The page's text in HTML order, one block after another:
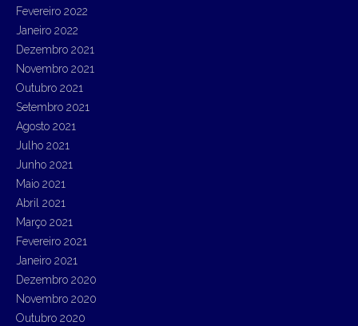
Fevereiro 2022
Janeiro 2022
Dezembro 2021
Novembro 2021
Outubro 2021
Setembro 2021
Agosto 2021
Julho 2021
Junho 2021
Maio 2021
Abril 2021
Março 2021
Fevereiro 2021
Janeiro 2021
Dezembro 2020
Novembro 2020
Outubro 2020